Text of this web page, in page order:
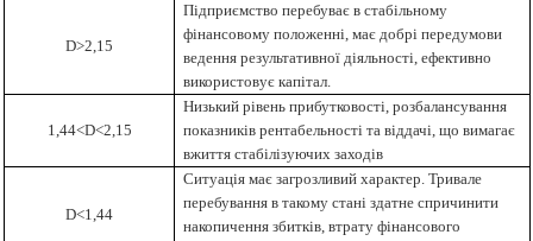
D>2,15
Підприємство перебуває в стабільному
фінансовому положенні, має добрі передумови
ведення результативної діяльності, ефективно
використовує капітал.
1,44<D<2,15
Низький рівень прибутковості, розбалансування
показників рентабельності та віддачі, що вимагає
вжиття стабілізуючих заходів
D<1,44
Ситуація має загрозливий характер. Тривале
перебування в такому стані здатне спричинити
накопичення збитків, втрату фінансового